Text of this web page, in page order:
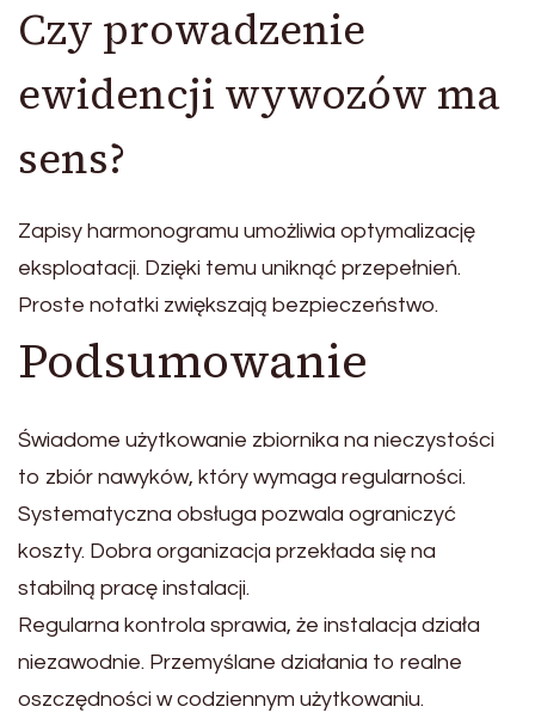
Czy prowadzenie
ewidencji wywozów ma
sens?
Zapisy harmonogramu umożliwia optymalizację
eksploatacji. Dzięki temu uniknąć przepełnień.
Proste notatki zwiększają bezpieczeństwo.
Podsumowanie
Świadome użytkowanie zbiornika na nieczystości
to zbiór nawyków, który wymaga regularności.
Systematyczna obsługa pozwala ograniczyć
koszty. Dobra organizacja przekłada się na
stabilną pracę instalacji.
Regularna kontrola sprawia, że instalacja działa
niezawodnie. Przemyślane działania to realne
oszczędności w codziennym użytkowaniu.